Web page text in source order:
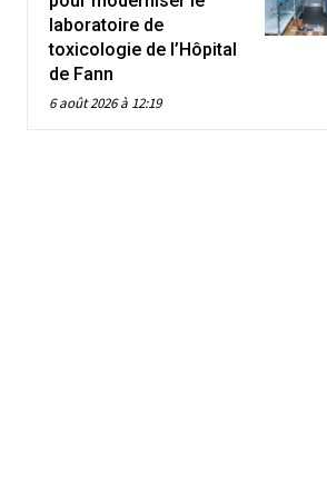
laboratoire de
toxicologie de l’Hôpital
de Fann
6 août 2026 à 12:19